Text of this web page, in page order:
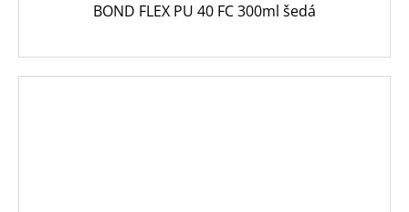
BOND FLEX PU 40 FC 300ml šedá